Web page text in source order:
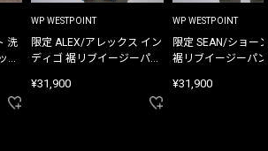
洗
ト
WP WESTPOINT
限定 ALEX/アレックス イン
ディゴ 裾リブイージーパン
¥31,900
WP WESTPOINT
限定 SEAN/ショー
裾リブイージーパ
¥31,900